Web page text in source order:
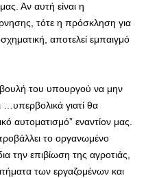
Αν αυτή είναι η
τότε η πρόσκληση για
αποτελεί εμπαιγμό
του υπουργού να μην
γιατί θα
αυτοματισμό” εναντίον μας.
το οργανωμένο
την επιβίωση της αγροτιάς,
των εργαζομένων και